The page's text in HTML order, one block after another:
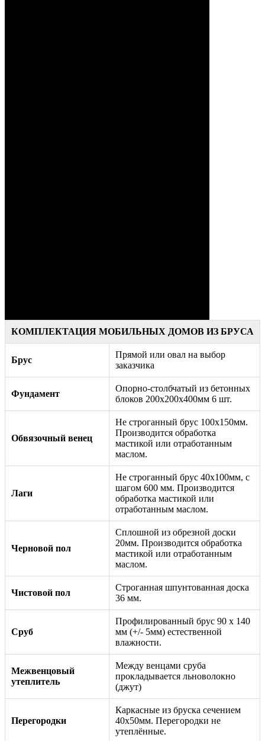
КОМПЛЕКТАЦИЯ МОБИЛЬНЫХ ДОМОВ ИЗ БРУСА
Брус
Прямой или овал на выбор
заказчика
Фундамент
Опорно-столбчатый из бетонных
блоков 200х200х400мм 6 шт.
Обвязочный венец
Не строганный брус 100х150мм.
Производится обработка
мастикой или отработанным
маслом.
Лаги
Не строганный брус 40х100мм, с
шагом 600 мм. Производится
обработка мастикой или
отработанным маслом.
Черновой пол
Сплошной из обрезной доски
20мм. Производится обработка
мастикой или отработанным
маслом.
Чистовой пол
Строганная шпунтованная доска
36 мм.
Сруб
Профилированный брус 90 х 140
мм (+/- 5мм) естественной
влажности.
Межвенцовый
утеплитель
Между венцами сруба
прокладывается льноволокно
(джут)
Перегородки
Каркасные из бруска сечением
40х50мм. Перегородки не
утеплённые.